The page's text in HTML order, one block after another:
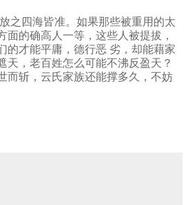
之四海皆准。如果那些被重用的太
面的确高人一等，这些人被提拔，
的才能平庸，德行恶 劣，却能藉家
天，老百姓怎么可能不沸反盈天？
而斩，云氏家族还能撑多久，不妨